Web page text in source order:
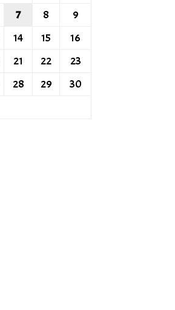
7 8
9
14 15
16
21 22
23
28 29
30